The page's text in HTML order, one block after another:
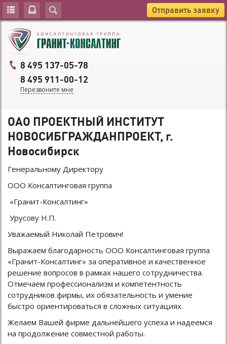
Отправить заявку
8 495 137-05-78
8 495 911-00-12
Перезвоните мне
ОАО ПРОЕКТНЫЙ ИНСТИТУТ
НОВОСИБГРАЖДАНПРОЕКТ, г.
Новосибирск
Генеральному Директору
ООО Консалтинговая группа
«Гранит-Консалтинг»
Урусову Н.П.
Уважаемый Николай Петрович!
Выражаем благодарность ООО Консалтинговая группа
«Гранит-Консалтинг» за оперативное и качественное
решение вопросов в рамках нашего сотрудничества.
Отмечаем профессионализм и компетентность
сотрудников фирмы, их обязательность и умение
быстро ориентироваться в сложных ситуациях.
Желаем Вашей фирме дальнейшего успеха и надеемся
на продолжение совместной работы.